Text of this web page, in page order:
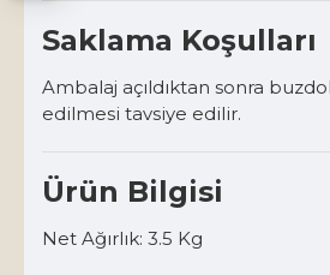
Saklama Koşulları
Ambalaj açıldıktan sonra
edilmesi tavsiye edilir.
Ürün Bilgisi
Net Ağırlık: 3.5 Kg